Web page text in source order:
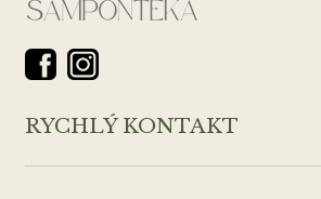
RYCHLÝ KONTAKT